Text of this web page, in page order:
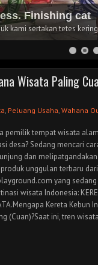
Finishing cat
kami sertakan tetes
Wisata Paling
, Peluang Usaha, Wahana
pemilik tempat wisata
desa? Sedang mencari
dan
unggulan terbaru dari
yang
wisata Indonesia:
Kereta Kebun
(Cuan)?Saat ini, tren